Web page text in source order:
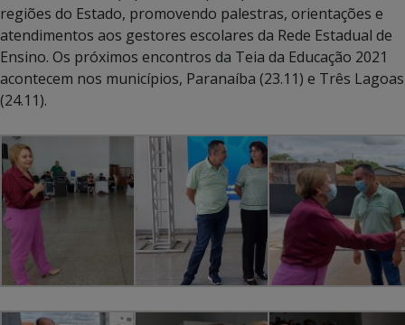
regiões do Estado, promovendo palestras, orientações e
atendimentos aos gestores escolares da Rede Estadual de
Ensino. Os próximos encontros da Teia da Educação 2021
acontecem nos municípios, Paranaíba (23.11) e Três Lagoas
(24.11).